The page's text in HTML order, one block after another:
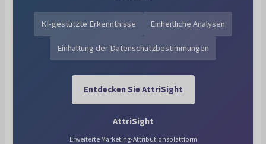
KI-gestützte Erkenntnisse Einheitliche Analysen
Einhaltung der Datenschutzbestimmungen
Entdecken Sie AttriSight
AttriSight
Erweiterte Marketing-Attributionsplattform